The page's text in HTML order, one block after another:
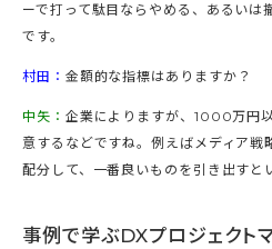
ーで打って駄目ならやめる、あるいは
です。
村田： 金額的な指標はありますか？
中矢： 企業によりますが、1000万円
意するなどですね。例えばメディア戦
配分して、一番良いものを引き出すと
事例で学ぶDXプロジェクト